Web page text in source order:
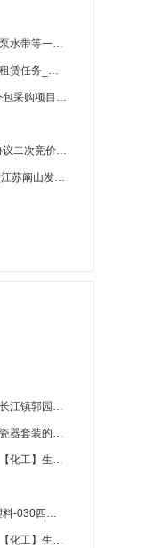
苏能锡电公司电源盘、潜水泵水带等一批询比釆购公告_江苏省招标
江苏交工淮安四线船闸机械租赁任务_江苏省招标
2026年南京电信经营业务外包采购项目直接采购公示_江苏省招标
2026年度复印纸政府框架协议二次竞价（多品牌）竞价公告-cb137542026000084_江苏省招标
【p-xj-26-00409138第二次江苏阚山发电有限公司风机叶轮动平衡检修询价】采购公告_江苏省招标
如皋市长江镇郭园初级中学长江镇郭园初级中学安装教室无感扩声成交公告_江苏省招标
黄海卫生服务中心关于餐具瓷器套装的网上商城采购项目成交公告[2841101000027051970]_江苏省招标
中安联合煤化有限责任公司【化工】生产：中安联合综合管理部鸥露本色面巾纸1项26dy18012701询比采购采购结果公告_江苏省招标
zydsg20260128/003橡胶塑料-030四氟套中选结果公告_江苏省招标
中安联合煤化有限责任公司【化工】生产：中安联合分检中心大修主板等3项26dy38012709询比采购采购结果公告_江苏省招标